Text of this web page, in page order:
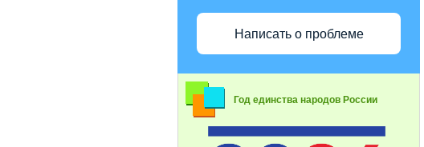
Написать о проблеме
Год единства народов России